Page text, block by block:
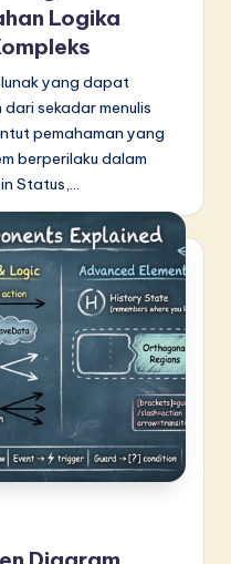
Logika
yang dapat
sekadar menulis
pemahaman yang
berperilaku dalam
Status,…